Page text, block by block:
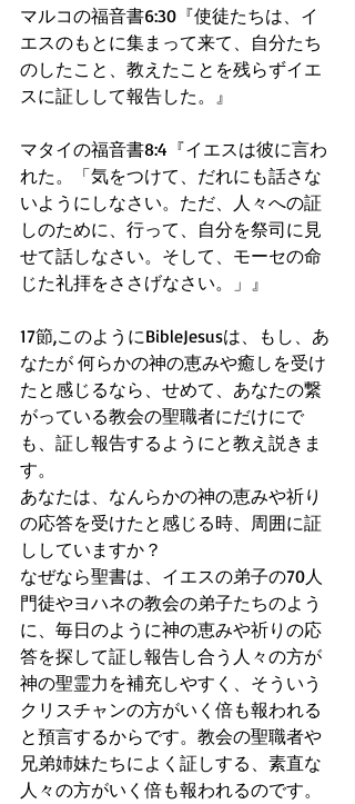
マルコの福音書6:30『使徒たちは、イ
エスのもとに集まって来て、自分たち
のしたこと、教えたことを残らずイエ
スに証しして報告した。』
マタイの福音書8:4『イエスは彼に言わ
れた。「気をつけて、だれにも話さな
いようにしなさい。ただ、人々への証
しのために、行って、自分を祭司に見
せて話しなさい。そして、モーセの命
じた礼拝をささげなさい。」』
17節,このようにBibleJesusは、もし、あ
なたが 何らかの神の恵みや癒しを受け
たと感じるなら、せめて、あなたの繋
がっている教会の聖職者にだけにで
も、証し報告するようにと教え説きま
す。
あなたは、なんらかの神の恵みや祈り
の応答を受けたと感じる時、周囲に証
ししていますか？
なぜなら聖書は、イエスの弟子の70人
門徒やヨハネの教会の弟子たちのよう
に、毎日のように神の恵みや祈りの応
答を探して証し報告し合う人々の方が
神の聖霊力を補充しやすく、そういう
クリスチャンの方がいく倍も報われる
と預言するからです。教会の聖職者や
兄弟姉妹たちによく証しする、素直な
人々の方がいく倍も報われるのです。